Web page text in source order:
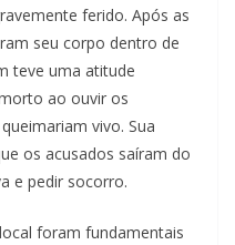
ferido. Após as
seu corpo dentro de
teve uma atitude
ao ouvir os
vivo. Sua
os acusados saíram do
e pedir socorro.
foram fundamentais